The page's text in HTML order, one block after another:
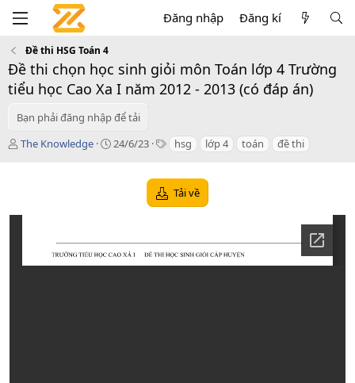
Đăng nhập Đăng kí
Đề thi HSG Toán 4
Đề thi chọn học sinh giỏi môn Toán lớp 4 Trường
tiểu học Cao Xa I năm 2012 - 2013 (có đáp án)
Bạn phải đăng nhập để tải
T
ả
The Knowledge
C
n
d
24/6/23
T hsg lớp 4 toán đề thi
Tải về